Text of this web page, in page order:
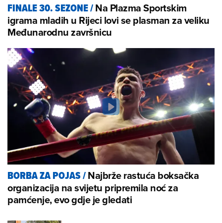
FINALE 30. SEZONE/Na Plazma Sportskim
igrama mladih u Rijeci lovi se plasman za veliku
Međunarodnu završnicu
BORBA ZA POJAS/Najbrže rastuća boksačka
organizacija na svijetu pripremila noć za
pamćenje, evo gdje je gledati